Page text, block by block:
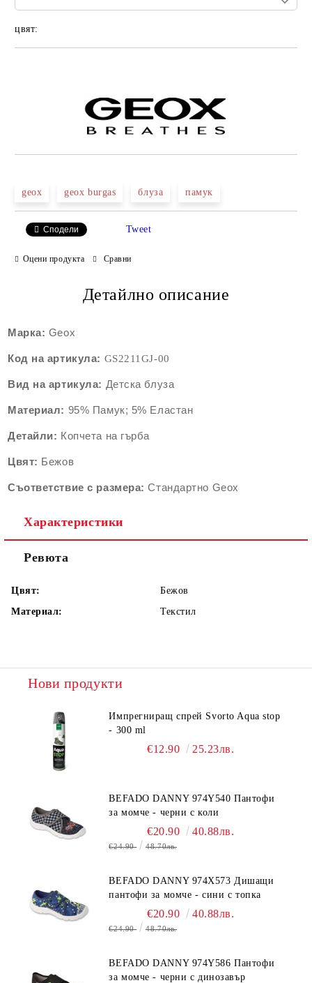
цвят:
geox geox burgas блуза памук
Сподели Tweet
Оцени продукта Сравни
Детайлно описание
Марка: Geox
Код на артикула: GS2211GJ-00
Вид на артикула: Детскa блуза
Материал: 95% Памук; 5% Еластан
Детайли: Копчета на гърба
Цвят: Бежов
Съответствие с размера:Стандартно Geox
Характеристики
Ревюта
Цвят:
Бежов
Материал:
Текстил
Нови продукти
Импрегниращ спрей Svorto Aqua stop
- 300 ml
€12.90 25.23лв.
BEFADO DANNY 974Y540 Пантофи
за момче - черни с коли
€20.90 40.88лв.
€24.90 48.70лв.
BEFADO DANNY 974X573 Дишащи
пантофи за момче - сини с топка
€20.90 40.88лв.
€24.90 48.70лв.
BEFADO DANNY 974Y586 Пантофи
за момче - черни с динозавър